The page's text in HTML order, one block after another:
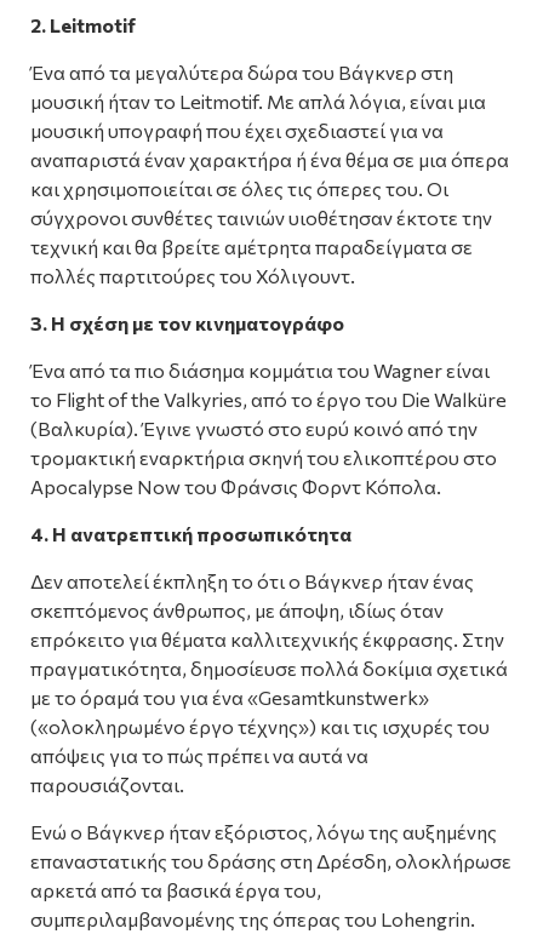
2. Leitmotif
Ένα από τα μεγαλύτερα δώρα του Βάγκνερ στη
μουσική ήταν το Leitmotif. Με απλά λόγια, είναι μια
μουσική υπογραφή που έχει σχεδιαστεί για να
αναπαριστά έναν χαρακτήρα ή ένα θέμα σε μια όπερα
και χρησιμοποιείται σε όλες τις όπερες του. Οι
σύγχρονοι συνθέτες ταινιών υιοθέτησαν έκτοτε την
τεχνική και θα βρείτε αμέτρητα παραδείγματα σε
πολλές παρτιτούρες του Χόλιγουντ.
3. Η σχέση με τον κινηματογράφο
Ένα από τα πιο διάσημα κομμάτια του Wagner είναι
το Flight of the Valkyries, από το έργο του Die Walküre
(Βαλκυρία). Έγινε γνωστό στο ευρύ κοινό από την
τρομακτική εναρκτήρια σκηνή του ελικοπτέρου στο
Apocalypse Now του Φράνσις Φορντ Κόπολα.
4. Η ανατρεπτική προσωπικότητα
Δεν αποτελεί έκπληξη το ότι ο Βάγκνερ ήταν ένας
σκεπτόμενος άνθρωπος, με άποψη, ιδίως όταν
επρόκειτο για θέματα καλλιτεχνικής έκφρασης. Στην
πραγματικότητα, δημοσίευσε πολλά δοκίμια σχετικά
με το όραμά του για ένα «Gesamtkunstwerk»
(«ολοκληρωμένο έργο τέχνης») και τις ισχυρές του
απόψεις για το πώς πρέπει να αυτά να
παρουσιάζονται.
Ενώ ο Βάγκνερ ήταν εξόριστος, λόγω της αυξημένης
επαναστατικής του δράσης στη Δρέσδη, ολοκλήρωσε
αρκετά από τα βασικά έργα του,
συμπεριλαμβανομένης της όπερας του Lohengrin.